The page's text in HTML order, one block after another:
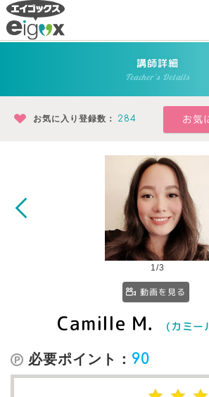
講師詳細
Teacher's Details
1/3
動画を見る
Camille M. (カミー
必要ポイント： 90
お気に入り登録数： 284